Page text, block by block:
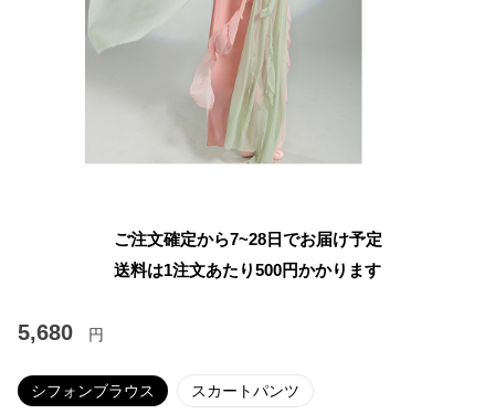
ご注文確定から7~28日でお届け予定
送料は1注文あたり500円かかります
5,680 円
シフォンブラウス スカートパンツ